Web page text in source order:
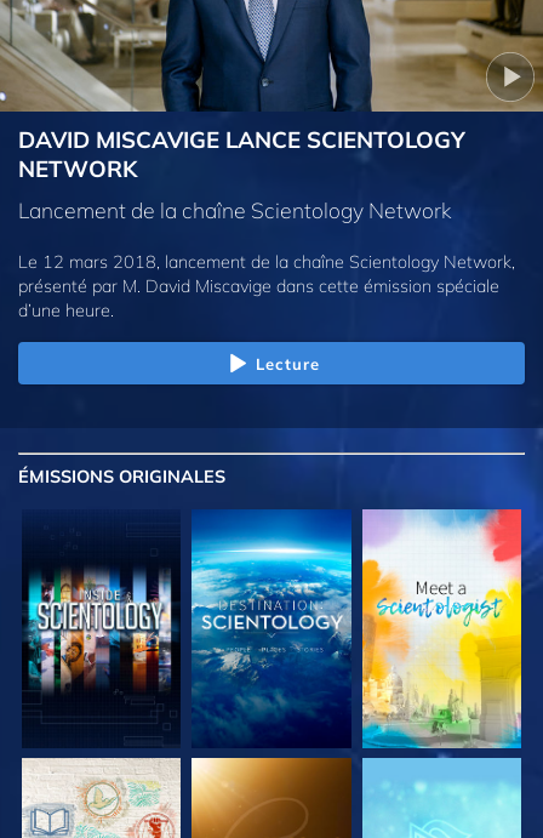
DAVID MISCAVIGE LANCE SCIENTOLOGY
NETWORK
Lancement de la chaîne Scientology Network
Le 12 mars 2018, lancement de la chaîne Scientology Network,
présenté par M. David Miscavige dans cette émission spéciale
d’une heure.
Lecture
ÉMISSIONS ORIGINALES